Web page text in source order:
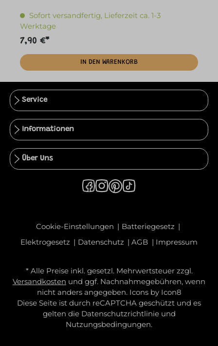
Sofort versandfertig, Lieferzeit ca. 1-3
Werktage
7,90 €*
IN DEN WARENKORB
Service
Informationen
Über Uns
Cookie-Einstellungen
Batteriegesetz
Elektrogesetz
Datenschutz AGB Impressum
* Alle Preise inkl. gesetzl. Mehrwertsteuer zzgl.
Versandkosten und ggf. Nachnahmegebühren, wenn
nicht anders angegeben. Icons by Icon8
Diese Seite ist durch reCAPTCHA geschützt und es
gelten die Datenschutzrichtlinieund
Nutzungsbedingungen.